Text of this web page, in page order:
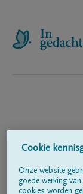
Volg ons op
Cookie
Onze website
goede werking
cookies worden